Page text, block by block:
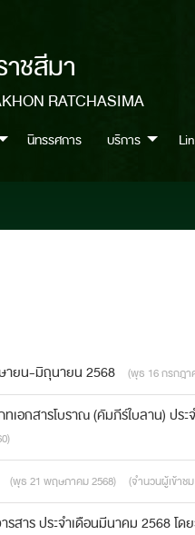
ชสีมา
RATCHASIMA
นิทรรศการ บริการ
ษายน-มิถุนายน 2568 (พุธ 16 กรกฎา
เอกสารโบราณ (คัมภีร์ใบลาน) ป
(พุธ 21 พฤษภาคม 2568) (จำนวนผู้เข้าช
าร ประจำเดือนมีนาคม 2568 โดย